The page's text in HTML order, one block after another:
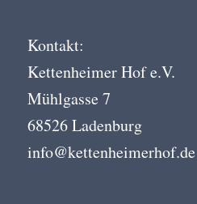
Kontakt:
Kettenheimer Hof e.V.
Mühlgasse 7
68526 Ladenburg
info@kettenheimerhof.de